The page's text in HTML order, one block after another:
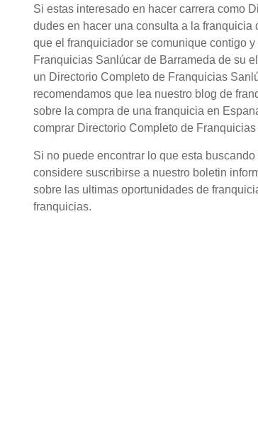
Si estas interesado en hacer carrera como
dudes en hacer una consulta a la
que el franquiciador se comunique contigo
Franquicias Sanlúcar de Barrameda de su
un Directorio Completo de Franquicias
recomendamos que lea nuestro blog de
sobre la compra de una franquicia en
comprar Directorio Completo de
Si no puede encontrar lo que esta
considere suscribirse a nuestro boletin
sobre las ultimas oportunidades de
franquicias.